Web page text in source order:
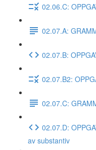
02.06.C:
02.07.A:
02.07.B:
02.07.B2:
02.07.C:
02.07.D:
av substantiv